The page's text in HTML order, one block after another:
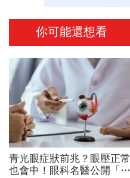
你可能還想看
青光眼症狀前兆？眼壓正常
也會中！眼科名醫公開「護